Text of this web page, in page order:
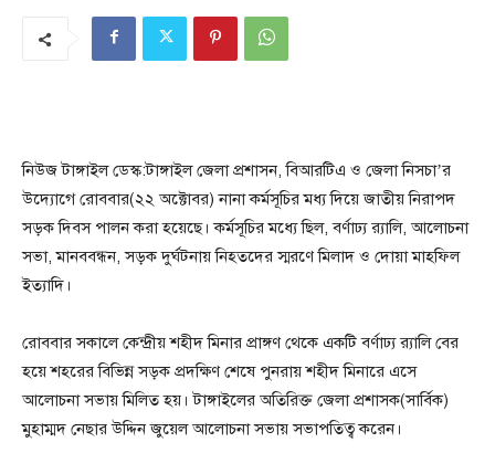
নিউজ টাঙ্গাইল ডেস্ক:টাঙ্গাইল জেলা প্রশাসন, বিআরটিএ ও জেলা নিসচা’র
উদ্যোগে রোববার(২২ অক্টোবর) নানা কর্মসূচির মধ্য দিয়ে জাতীয় নিরাপদ
সড়ক দিবস পালন করা হয়েছে। কর্মসূচির মধ্যে ছিল, বর্ণাঢ্য র‌্যালি, আলোচনা
সভা, মানববন্ধন, সড়ক দুর্ঘটনায় নিহতদের স্মরণে মিলাদ ও দোয়া মাহফিল
ইত্যাদি।
রোববার সকালে কেন্দ্রীয় শহীদ মিনার প্রাঙ্গণ থেকে একটি বর্ণাঢ্য র‌্যালি বের
হয়ে শহরের বিভিন্ন সড়ক প্রদক্ষিণ শেষে পুনরায় শহীদ মিনারে এসে
আলোচনা সভায় মিলিত হয়। টাঙ্গাইলের অতিরিক্ত জেলা প্রশাসক(সার্বিক)
মুহাম্মদ নেছার উদ্দিন জুয়েল আলোচনা সভায় সভাপতিত্ব করেন।